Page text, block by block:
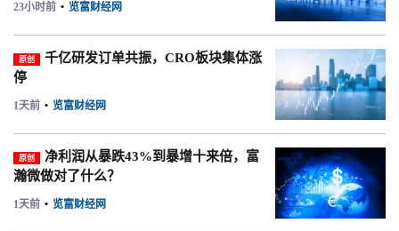
23小时前 • 览富财经网
原创
千亿研发订单共振，CRO板块集体涨
停
1天前 • 览富财经网
原创
净利润从暴跌43%到暴增十来倍，富
瀚微做对了什么？
1天前 • 览富财经网